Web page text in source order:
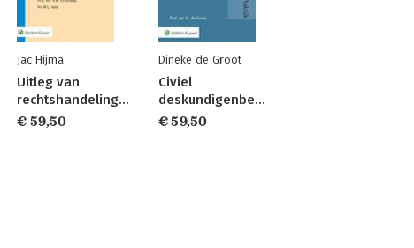
Jac Hijma
Uitleg van
rechtshandelingen
€ 59,50
Dineke de Groot
Civiel
deskundigenbewijs
€ 59,50